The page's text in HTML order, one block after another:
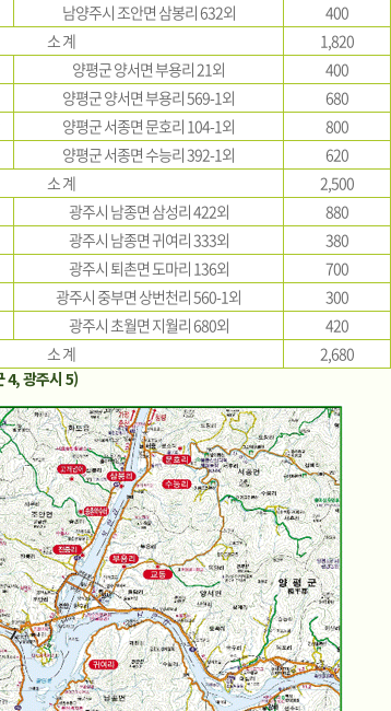
남양주시 조안면 삼봉리 632외
400
소 계
1,820
양평군 양서면 부용리 21외
400
양평군 양서면 부용리 569-1외
680
양평군 서종면 문호리 104-1외
800
양평군 서종면 수능리 392-1외
620
소 계
2,500
광주시 남종면 삼성리 422외
880
광주시 남종면 귀여리 333외
380
광주시 퇴촌면 도마리 136외
700
광주시 중부면 상번천리 560-1외
300
광주시 초월면 지월리 680외
420
소 계
2,680
4, 광주시 5)